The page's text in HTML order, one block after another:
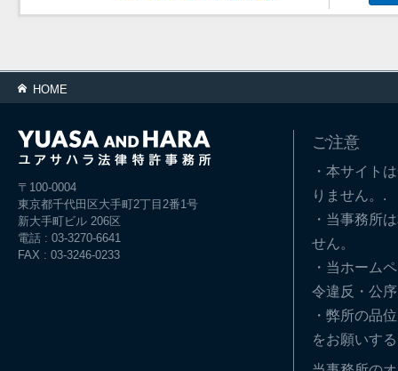
HOME
〒100-0004
東京都千代田区大手町2丁目2番1号
新大手町ビル 206区
電話 : 03-3270-6641
FAX : 03-3246-0233
ご注意
・本サイト
りません。.
・当事務所
せん。
・当ホーム
令違反・公
・弊所の品
をお願いす